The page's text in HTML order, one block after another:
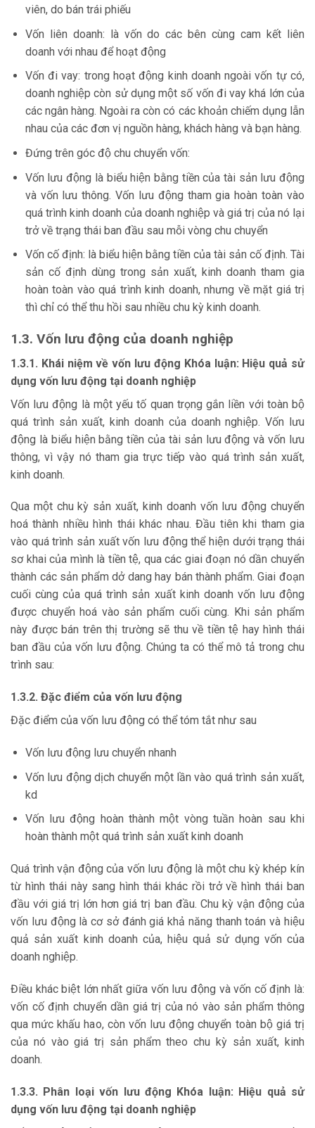
viên, do bán trái phiếu
Vốn liên doanh: là vốn do các bên cùng cam kết liên
doanh với nhau để hoạt động
Vốn đi vay: trong hoạt động kinh doanh ngoài vốn tự có,
doanh nghiệp còn sử dụng một số vốn đi vay khá lớn của
các ngân hàng. Ngoài ra còn có các khoản chiếm dụng lẫn
nhau của các đơn vị nguồn hàng, khách hàng và bạn hàng.
Đứng trên góc độ chu chuyển vốn:
Vốn lưu động là biểu hiện bằng tiền của tài sản lưu động
và vốn lưu thông. Vốn lưu động tham gia hoàn toàn vào
quá trình kinh doanh của doanh nghiệp và giá trị của nó lại
trở về trạng thái ban đầu sau mỗi vòng chu chuyển
Vốn cố định: là biểu hiện bằng tiền của tài sản cố định. Tài
sản cố định dùng trong sản xuất, kinh doanh tham gia
hoàn toàn vào quá trình kinh doanh, nhưng về mặt giá trị
thì chỉ có thể thu hồi sau nhiều chu kỳ kinh doanh.
1.3. Vốn lưu động của doanh nghiệp
1.3.1. Khái niệm về vốn lưu động Khóa luận: Hiệu quả sử
dụng vốn lưu động tại doanh nghiệp
Vốn lưu động là một yếu tố quan trọng gắn liền với toàn bộ
quá trình sản xuất, kinh doanh của doanh nghiệp. Vốn lưu
động là biểu hiện bằng tiền của tài sản lưu động và vốn lưu
thông, vì vậy nó tham gia trực tiếp vào quá trình sản xuất,
kinh doanh.
Qua một chu kỳ sản xuất, kinh doanh vốn lưu động chuyển
hoá thành nhiều hình thái khác nhau. Đầu tiên khi tham gia
vào quá trình sản xuất vốn lưu động thể hiện dưới trạng thái
sơ khai của mình là tiền tệ, qua các giai đoạn nó dần chuyển
thành các sản phẩm dở dang hay bán thành phẩm. Giai đoạn
cuối cùng của quá trình sản xuất kinh doanh vốn lưu động
được chuyển hoá vào sản phẩm cuối cùng. Khi sản phẩm
này được bán trên thị trường sẽ thu về tiền tệ hay hình thái
ban đầu của vốn lưu động. Chúng ta có thể mô tả trong chu
trình sau:
1.3.2. Đặc điểm của vốn lưu động
Đặc điểm của vốn lưu động có thể tóm tắt như sau
Vốn lưu động lưu chuyển nhanh
Vốn lưu động dịch chuyển một lần vào quá trình sản xuất,
kd
Vốn lưu động hoàn thành một vòng tuần hoàn sau khi
hoàn thành một quá trình sản xuất kinh doanh
Quá trình vận động của vốn lưu động là một chu kỳ khép kín
từ hình thái này sang hình thái khác rồi trở về hình thái ban
đầu với giá trị lớn hơn giá trị ban đầu. Chu kỳ vận động của
vốn lưu động là cơ sở đánh giá khả năng thanh toán và hiệu
quả sản xuất kinh doanh của, hiệu quả sử dụng vốn của
doanh nghiệp.
Điều khác biệt lớn nhất giữa vốn lưu động và vốn cố định là:
vốn cố định chuyển dần giá trị của nó vào sản phẩm thông
qua mức khấu hao, còn vốn lưu động chuyển toàn bộ giá trị
của nó vào giá trị sản phẩm theo chu kỳ sản xuất, kinh
doanh.
1.3.3. Phân loại vốn lưu động Khóa luận: Hiệu quả sử
dụng vốn lưu động tại doanh nghiệp